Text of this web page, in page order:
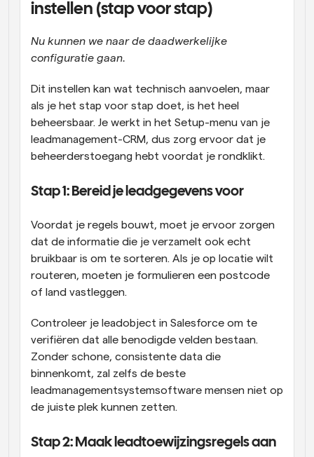
instellen (stap voor stap)
Nu kunnen we naar de daadwerkelijke
configuratie gaan.
Dit instellen kan wat technisch aanvoelen, maar
als je het stap voor stap doet, is het heel
beheersbaar. Je werkt in het Setup-menu van je
leadmanagement-CRM, dus zorg ervoor dat je
beheerderstoegang hebt voordat je rondklikt.
Stap 1: Bereid je leadgegevens voor
Voordat je regels bouwt, moet je ervoor zorgen
dat de informatie die je verzamelt ook echt
bruikbaar is om te sorteren. Als je op locatie wilt
routeren, moeten je formulieren een postcode
of land vastleggen.
Controleer je leadobject in Salesforce om te
verifiëren dat alle benodigde velden bestaan.
Zonder schone, consistente data die
binnenkomt, zal zelfs de beste
leadmanagementsystemsoftware mensen niet op
de juiste plek kunnen zetten.
Stap 2: Maak leadtoewijzingsregels aan